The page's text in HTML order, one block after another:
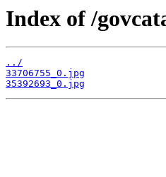
Index of /
../
33706755_0.jpg
35392693_0.jpg